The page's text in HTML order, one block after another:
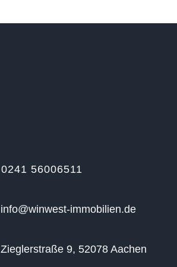
0241 56006511
info@winwest-immobilien.de
Zieglerstraße 9, 52078 Aachen